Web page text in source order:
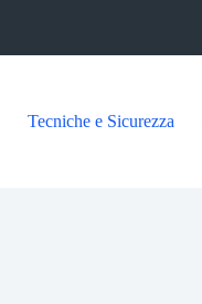
Tecniche e Sicurezza